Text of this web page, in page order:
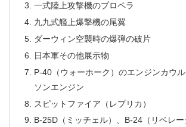
一式陸上攻撃機のプロペラ
九九式艦上爆撃機の尾翼
ダーウィン空襲時の爆弾の破片
日本軍その他展示物
P-40（ウォーホーク）のエンジンカウ
ソンエンジン
スピットファイア（レプリカ）
B-25D（ミッチェル）、B-24（リベレ